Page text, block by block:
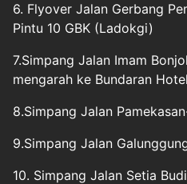
6. Flyover Jalan Gerbang
Pintu 10 GBK (Ladokgi)
7.Simpang Jalan Imam
mengarah ke Bundaran
8.Simpang Jalan
9.Simpang Jalan
10. Simpang Jalan Setia